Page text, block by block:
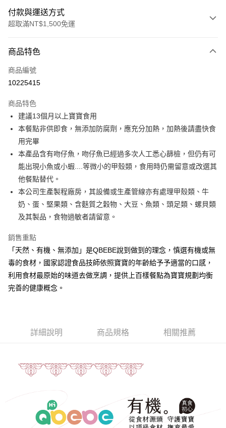
付款與運送方式
超取滿NT$1,500免運
信用卡一次付款
LINE Pay
街口支付
悠遊付
全盈+PAY
大哥付你分期
相關說明
【大哥付你分期使用說明】
1.本服務由台灣大哥大提供，台灣大哥大用戶可立即使用無須另外申請。
流程，驗證手機門號後，選擇欲分期的期數、繳款截止日，確認付款後即完
3.實際核准額度、可分期數及費用金額請依後續交易確認頁面所載為準。
4.訂單成立30分鐘內，如未前往確認交易或遇審核未通過，訂單將自動取
法說明評估內容。
【繳款方式說明】
1.分期款項不併入電信帳單，「大哥付你分期」於每月結算日後寄送繳費提
醒簡訊。
【注意事項】
1.本服務係由「台灣大哥大股份有限公司」（以下簡稱本公司）所提供，讓
2.基於同意付款使用「大哥付你分期」之契約關係目的，商店將以您的個人
資料（包含姓名、電話或地址）提供予台灣大哥大進項蒐集、處理及利用，
3.完整用戶服務條款，請詳閱以下連結：
AFTEE先享後付
相關說明
AFTEE先享後付是「在收到商品之後才付款」的支付方式。 讓您購物簡單
便利好安心！
１．簡單：不需註冊會員、不需綁卡、不需儲值。
２．便利：只要手機號碼，簡訊認證，即可結帳。
【「AFTEE先享後付」結帳流程】
ATM／網路銀行／等多元方式進行付款，方視為交易完成。
※ 交易是否成功請以「AFTEE先享後付 」之結帳頁面顯示為準，若有關於
是否繳費成功／繳費後需取消欲退款等相關疑問，請聯繫「AFTEE先享後付
【注意事項】
１．透過由恩沛科技股份有限公司提供之「AFTEE先享後付」服務完成之交
易，需依本服務之必要範圍內提供個人資料，並將交易相關給付款項請求債
冷凍付款後全家取貨(最快取貨為下單後+2日)
每筆NT$130，滿NT$1,500(含以上)免運費
冷凍宅配-本島
冷凍宅配-離島
商品特色
商品編號
10225415
商品特色
建議13個月以上寶寶食用
本餐點非供即食，無添加防腐劑，應充分加熱，加熱後請盡快食
用完畢
本產品含有吻仔魚，吻仔魚已經過多次人工悉心篩檢，但仍有可
能出現小魚或小蝦....等微小的甲殼類，食用時仍需留意或改選其
他餐點替代。
本公司生產製程廠房，其設備或生產管線亦有處理甲殼類、牛
奶、蛋、堅果類、含麩質之穀物、大豆、魚類、頭足類、螺貝類
及其製品，食物過敏者請留意。
銷售重點
「天然、有機、無添加」是QBEBE說到做到的理念，慎選有機或無
毒的食材，國家認證食品技師依照寶寶的年齡給予予適當的口感，
利用食材最原始的味道去做烹調，提供上百樣餐點為寶寶規劃均衡
完善的健康概念。
詳細說明 商品規格 相關推薦